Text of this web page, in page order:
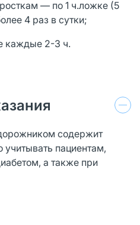
— по 1 ч.ложке (5
4 раз в сутки;
каждые 2-3 ч.
содержит
учитывать пациентам,
а также при